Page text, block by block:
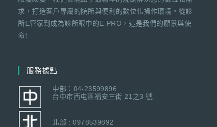
求，打造客戶專屬的院所與便利的數位化操作環境。從診
所E管家到成為診所眼中的E-PRO，這是我們的願景與使
命!
服務據點
中部：04-23599896
台中市西屯區福安三街 21之3 號
北部 : 0978539892